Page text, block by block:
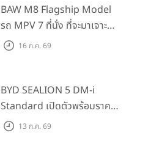
Traffic Monitor เพียงจอง
ภายใน 31 ก.ค. 2569 รับบัตร
น้ำมันมูลค่า 10,000 บาท
BAW M8 Flagship Model
รถ MPV 7 ที่นั่ง ที่จะมาเจาะ
ตลาดครอบครัวและองค์กรยุค
แรก)
16 ก.ค. 69
BYD SEALION 5 DM-i
Standard เปิดตัวพร้อมราคา
คาดการณ์ 699,900 บาท รุ่น
13 ก.ค. 69